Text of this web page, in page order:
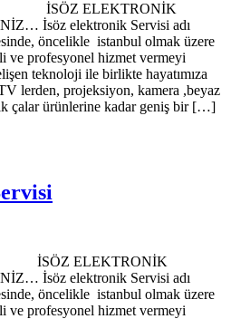
İSÖZ ELEKTRONİK
İsöz elektronik Servisi adı
öncelikle istanbul olmak üzere
profesyonel hizmet vermeyi
teknoloji ile birlikte hayatımıza
lerden, projeksiyon, kamera ,beyaz
çalar ürünlerine kadar geniş bir […]
İSÖZ ELEKTRONİK
İsöz elektronik Servisi adı
öncelikle istanbul olmak üzere
profesyonel hizmet vermeyi